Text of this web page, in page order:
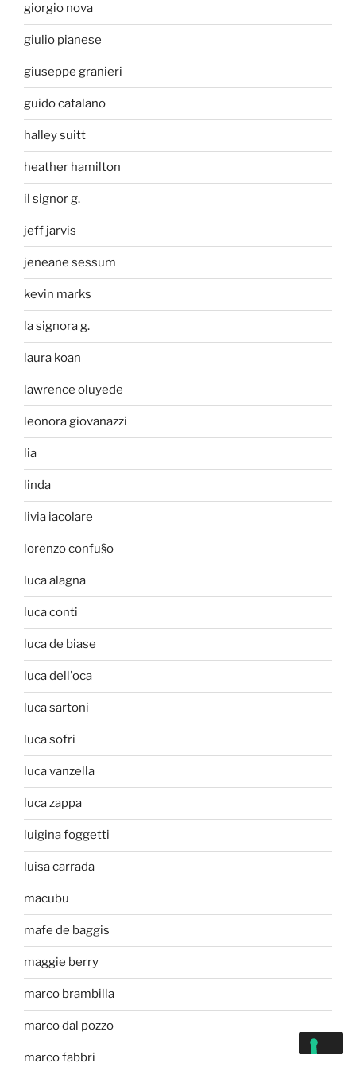
giorgio nova
giulio pianese
giuseppe granieri
guido catalano
halley suitt
heather hamilton
il signor g.
jeff jarvis
jeneane sessum
kevin marks
la signora g.
laura koan
lawrence oluyede
leonora giovanazzi
lia
linda
livia iacolare
lorenzo confu§o
luca alagna
luca conti
luca de biase
luca dell'oca
luca sartoni
luca sofri
luca vanzella
luca zappa
luigina foggetti
luisa carrada
macubu
mafe de baggis
maggie berry
marco brambilla
marco dal pozzo
marco fabbri